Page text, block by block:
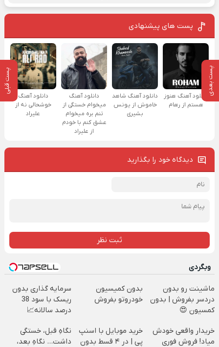
پست بعدی پست قبلی
پست های پیشنهادی
دانلود آهنگ هنوز
هستم از رهام
دانلود آهنگ شاهد
خاموش از یونس
بشیری
دانلود آهنگ
میخوام خستگی از
تنم بره میخوام
عشق کنم با خودم
از علیراد
دانلود آهنگ
خوشحالی نه از
علیراد
دیدگاه خود را بگذارید
ثبت نظر
وبگردی
ماشینت رو بدون
دردسر بفروش | بدون
کمسیون 😍
بدون کمیسیون
خودروتو بفروش
سرمایه گذاری بدون
ریسک با سود 38
درصد سالانه📈
خریدار واقعی خودش
میاد! فروش فوری
خرید موبایل با اسنپ
پی | در ۴ قسط بدون
نگاهِ قبل، خستگی
داشت... نگاهِ بعد،